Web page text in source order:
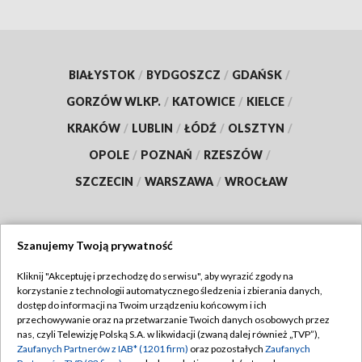
BIAŁYSTOK / BYDGOSZCZ / GDAŃSK /
GORZÓW WLKP. / KATOWICE / KIELCE /
KRAKÓW / LUBLIN / ŁÓDŹ / OLSZTYN /
OPOLE / POZNAŃ / RZESZÓW /
SZCZECIN / WARSZAWA / WROCŁAW
TVP
Abonament TVP
Emisja w TVP
Regulamin TVP
Polityka prywatności
Szanujemy Twoją prywatność
Kliknij "Akceptuję i przechodzę do serwisu", aby wyrazić zgody na
korzystanie z technologii automatycznego śledzenia i zbierania danych,
dostęp do informacji na Twoim urządzeniu końcowym i ich
przechowywanie oraz na przetwarzanie Twoich danych osobowych przez
nas, czyli Telewizję Polską S.A. w likwidacji (zwaną dalej również „TVP”),
Zaufanych Partnerów z IAB* (1201 firm) oraz pozostałych Zaufanych